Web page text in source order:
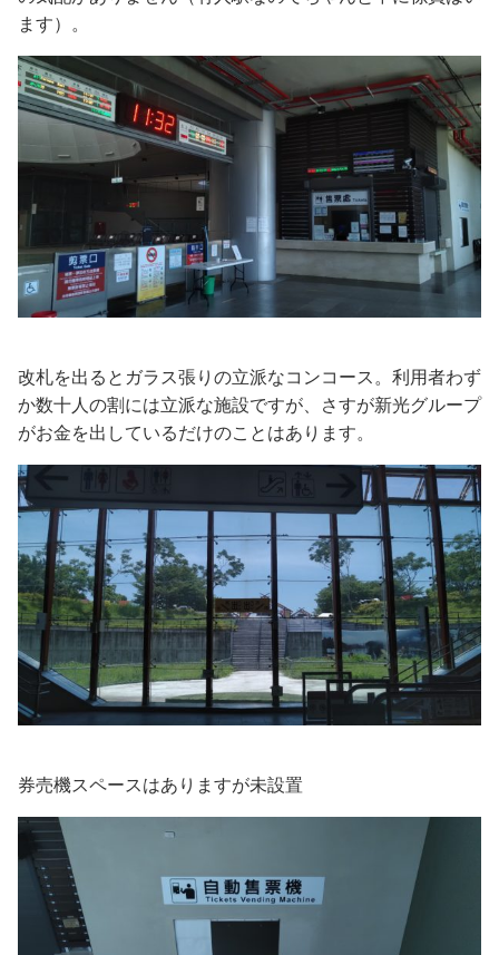
ます）。
改札を出るとガラス張りの立派なコンコース。利用者わず
か数十人の割には立派な施設ですが、さすが新光グループ
がお金を出しているだけのことはあります。
券売機スペースはありますが未設置